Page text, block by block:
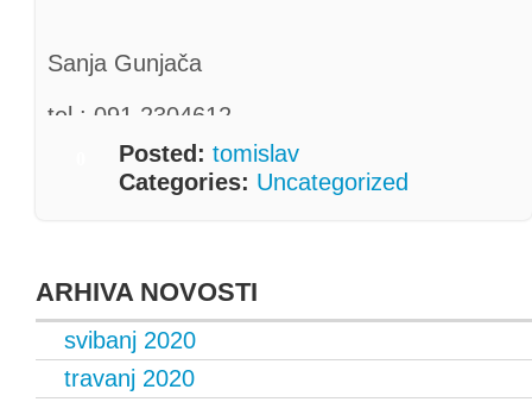
Sanja Gunjača
tel.: 091 2304612
sanjagunjaca@gmail.com
Posted: tomislav
Categories: Uncategorized
ARHIVA NOVOSTI
svibanj 2020
travanj 2020